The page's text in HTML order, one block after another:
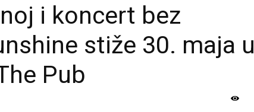
i koncert bez
stiže 30. maja u
Pub